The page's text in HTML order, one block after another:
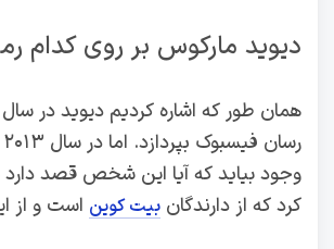
دیوید مارکوس بر روی کدام
کرد که از دارندگان بیت کوین است و از